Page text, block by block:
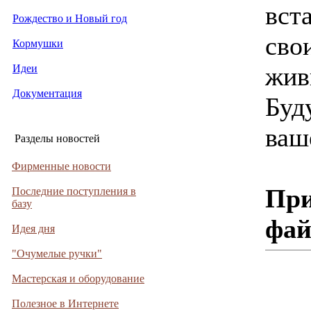
Рождество и Новый год
Кормушки
Идеи
Документация
Разделы новостей
Фирменные новости
Последние поступления в
базу
Идея дня
"Очумелые ручки"
Мастерская и оборудование
Полезное в Интернете